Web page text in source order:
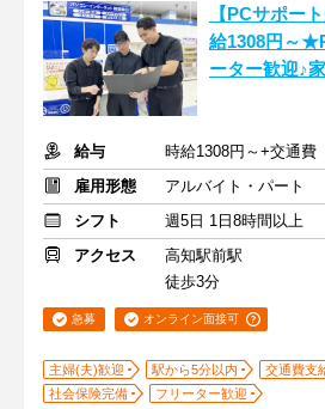
【PCサポー
給1308円～
ーター歓迎♪
給与
時給1308円～+交通費
雇用形態
アルバイト・パート
シフト
週5日 1日8時間以上
アクセス
高知駅前駅
徒歩3分
急募 オンライン面接可
主婦(夫)歓迎 駅から5分以内
交通費支
社会保険完備
フリーター歓迎